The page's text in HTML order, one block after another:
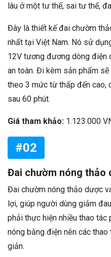
lâu ở một tư thế, sai tư thế,
Đây là thiết kế đai chườm
nhất tại Việt Nam. Nó sử
12V tương đương dòng điện
an toàn. Đi kèm sản phẩm
theo 3 mức từ thấp đến cao,
sau 60 phút.
Giá tham khảo: 1.123.000
#02
Đai chườm nóng thảo
Đai chườm nóng thảo dược
lợi, giúp người dùng giảm
phải thực hiện nhiều thao
nóng bằng điện nên các
giản.